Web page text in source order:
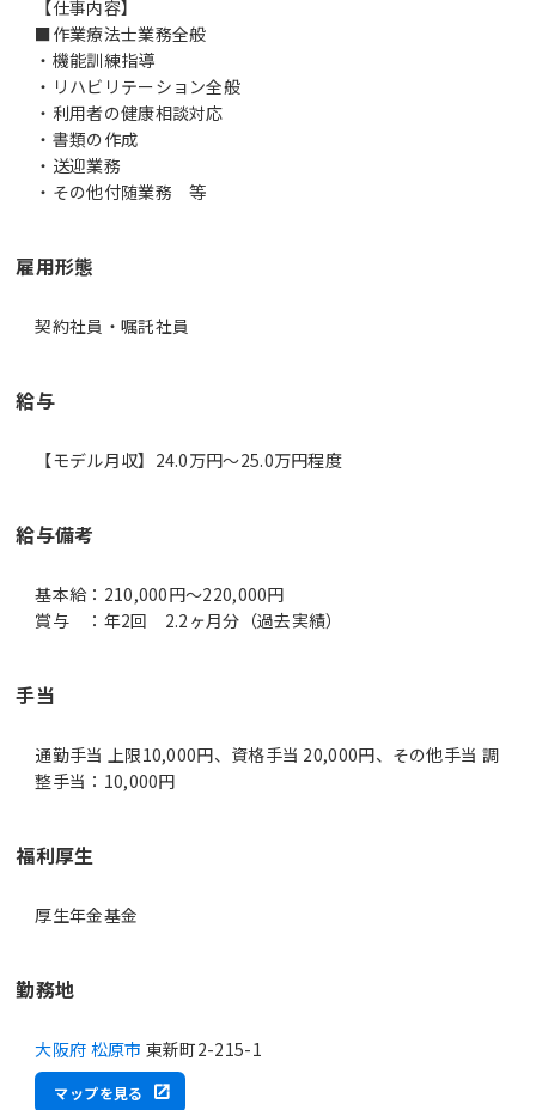
【仕事内容】
■作業療法士業務全般
・機能訓練指導
・リハビリテーション全般
・利用者の健康相談対応
・書類の作成
・送迎業務
・その他付随業務 等
雇用形態
契約社員・嘱託社員
給与
【モデル月収】24.0万円〜25.0万円程度
給与備考
基本給：210,000円～220,000円
賞与 ：年2回 2.2ヶ月分（過去実績）
手当
通勤手当 上限10,000円、資格手当 20,000円、その他手当 調
整手当：10,000円
福利厚生
厚生年金基金
勤務地
大阪府 松原市 東新町2-215-1
マップを見る